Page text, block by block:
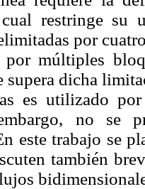
restringe su
por
por múltiples
supera dicha
es utilizado
no se
este trabajo se
también